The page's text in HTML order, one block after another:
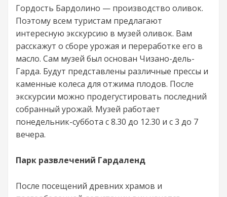
Гордость Бардолино — производство оливок.
Поэтому всем туристам предлагают
интересную экскурсию в музей оливок. Вам
расскажут о сборе урожая и переработке его в
масло. Сам музей был основан Чизано-дель-
Гарда. Будут представлены различные прессы и
каменные колеса для отжима плодов. После
экскурсии можно продегустировать последний
собранный урожай. Музей работает
понедельник-суббота с 8.30 до 12.30 и с 3 до 7
вечера.
Парк развлечений Гардаленд
После посещений древних храмов и